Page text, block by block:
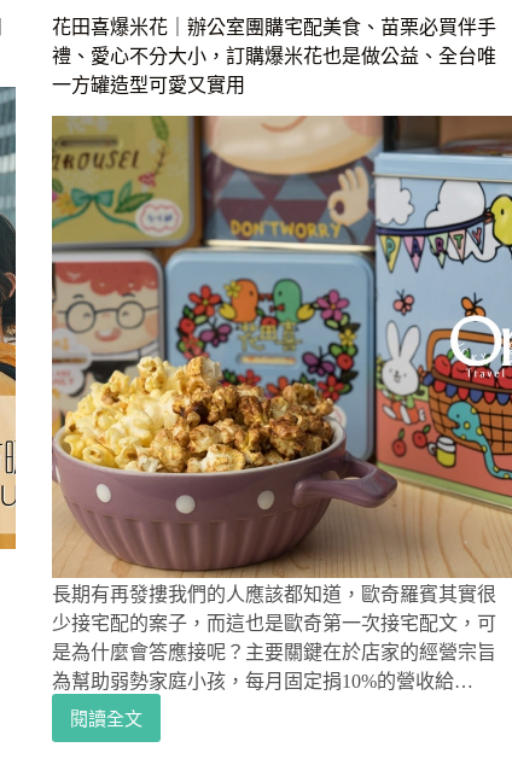
買
輪
餅
鯛
魚
燒、
造
型
模
具
烤
盤、
日
本
珍
珠
金
屬
輕
巧
不
沾，
人
人
都
可
以
輕
鬆
變
花田喜爆米花｜辦公室團購宅配美食、苗栗必買伴手
禮、愛心不分大小，訂購爆米花也是做公益、全台唯
一方罐造型可愛又實用
長期有再發摟我們的人應該都知道，歐奇羅賓其實很
少接宅配的案子，而這也是歐奇第一次接宅配文，可
是為什麼會答應接呢？主要關鍵在於店家的經營宗旨
為幫助弱勢家庭小孩，每月固定捐10%的營收給…
閱讀全文
花